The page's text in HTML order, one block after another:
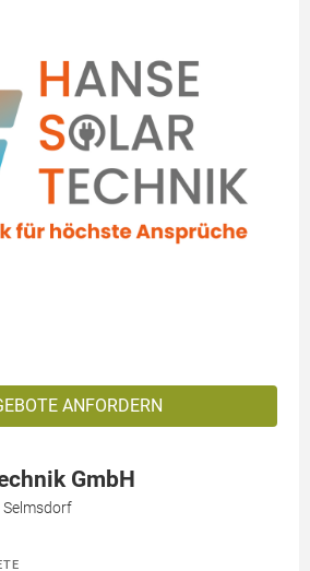
ANFORDERN
GmbH
Selmsdorf